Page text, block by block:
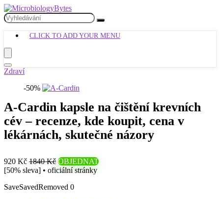
CLICK TO ADD YOUR MENU
Zdraví
-50%
A-Cardin kapsle na čištění krevních
cév – recenze, kde koupit, cena v
lékárnách, skutečné názory
920 Kč 1840 Kč OBJEDNAT
[50% sleva] • oficiální stránky
SaveSavedRemoved 0